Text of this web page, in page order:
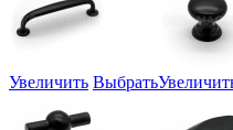
Увеличить Выбрать